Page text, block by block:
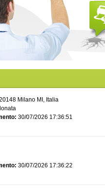
Milano MI, Italia
30/07/2026 17:36:51
30/07/2026 17:36:22